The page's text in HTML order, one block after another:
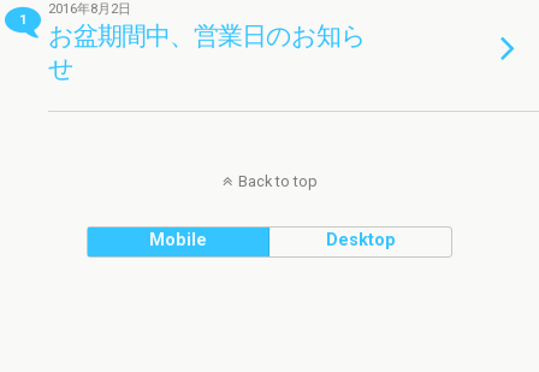
1
2016年8月2日
お盆期間中、営業日のお知ら
せ
Back to top
Mobile Desktop